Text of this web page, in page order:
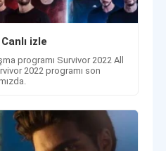
izle
programı Survivor 2022 All
2022 programı son